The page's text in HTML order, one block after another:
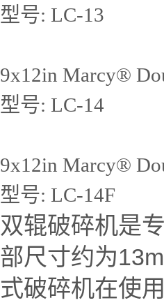
型号: LC-13
9x12in Marcy®
型号: LC-14
9x12in Marcy®
型号: LC-14F
双辊破碎机是
部尺寸约为
式破碎机在使